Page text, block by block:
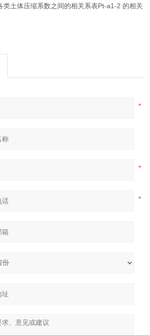
类土体压缩系数之间的相关系表Pt-a1-2 的相关